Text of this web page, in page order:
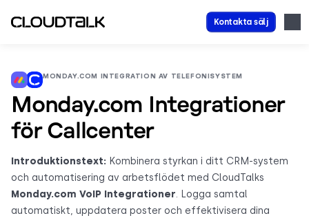
Kontakta sälj
MONDAY.COM INTEGRATION AV TELEFONISYSTEM
Monday.com Integrationer
för Callcenter
Introduktionstext: Kombinera styrkan i ditt CRM-system
och automatisering av arbetsflödet med CloudTalks
Monday.com VoIP Integrationer . Logga samtal
automatiskt, uppdatera poster och effektivisera dina